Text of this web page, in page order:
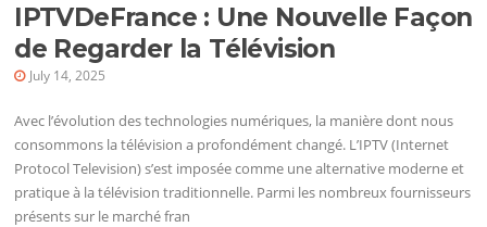
IPTVDeFrance : Une Nouvelle Façon
de Regarder la Télévision
July 14, 2025
Avec l’évolution des technologies numériques, la manière dont nous
consommons la télévision a profondément changé. L’IPTV (Internet
Protocol Television) s’est imposée comme une alternative moderne et
pratique à la télévision traditionnelle. Parmi les nombreux fournisseurs
présents sur le marché fran